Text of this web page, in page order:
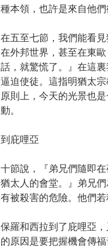
種本領，也許是來自他
在五至七節，我們能看
在外邦世界，甚至在東
話，就驚慌了。』在這
逼迫使徒。這指明猶太
原則上，今天的光景也
動。
到庇哩亞
十節說，『弟兄們隨即
猶太人的會堂。』弟兄
有被殺害的危險。他們若
保羅和西拉到了庇哩亞
的原因是要把握機會傳